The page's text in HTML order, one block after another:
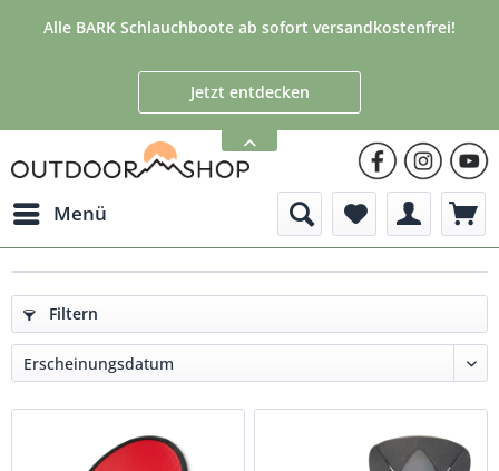
Alle BARK Schlauchboote ab sofort versandkostenfrei!
Jetzt entdecken
Menü
Filtern